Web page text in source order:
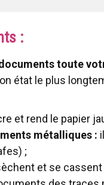
:
toute
état le plus
et rend le papier
métalliques :
;
et se